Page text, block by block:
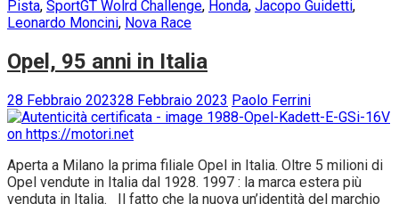
Pista, SportGT Wolrd Challenge, Honda, Jacopo Guidetti,
Leonardo Moncini, Nova Race
Opel, 95 anni in Italia
28 Febbraio 202328 Febbraio 2023 Paolo Ferrini
Aperta a Milano la prima filiale Opel in Italia. Oltre 5 milioni di
Opel vendute in Italia dal 1928. 1997 : la marca estera più
venduta in Italia. Il fatto che la nuova un’identità del marchio